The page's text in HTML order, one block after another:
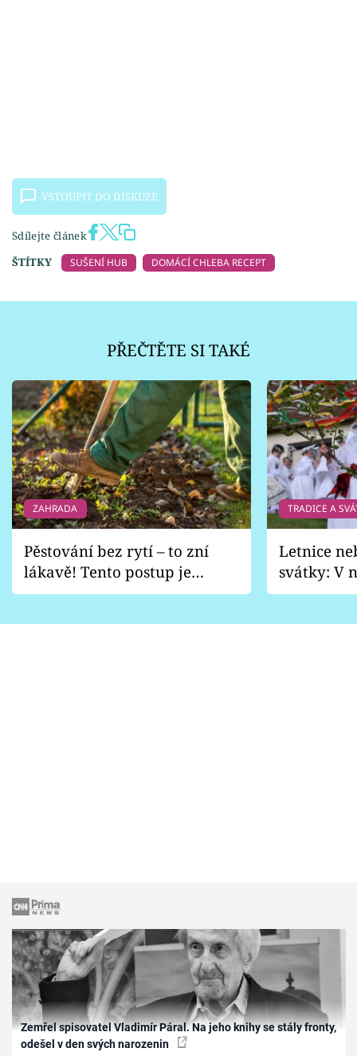
VSTOUPIT DO DISKUZE
Sdílejte článek
ŠTÍTKY
SUŠENÍ HUB DOMÁCÍ CHLEBA RECEPT
PŘEČTĚTE SI TAKÉ
ZAHRADA
Pěstování bez rytí – to zní
lákavě! Tento postup je
vhodný jen pro některé
TRADICE A
Letnice
svátky: V
pondělí
Zemřel spisovatel Vladimír Páral. Na jeho knihy se stály fronty,
odešel v den svých narozenin